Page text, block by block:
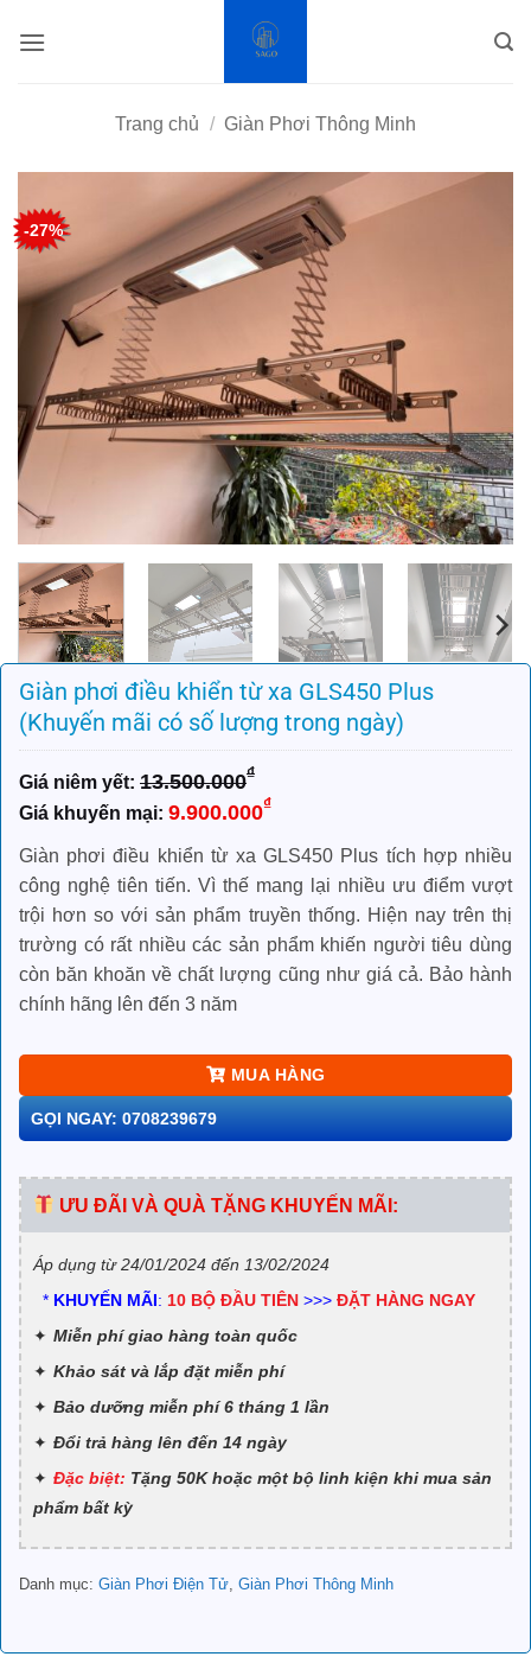
qua
Trang chủ / Giàn Phơi Thông Minh
-27%
Giàn phơi điều khiển từ xa GLS450 Plus
(Khuyến mãi có số lượng trong ngày)
13.500.000₫
Giá
gốc
là:
13.500.000₫.
9.900.000₫Giá
tại
là:
9.900.000₫.
Giàn phơi điều khiển từ xa GLS450 Plus tích hợp nhiều
công nghệ tiên tiến. Vì thế mang lại nhiều ưu điểm vượt
trội hơn so với sản phẩm truyền thống. Hiện nay trên thị
trường có rất nhiều các sản phẩm khiến người tiêu dùng
còn băn khoăn về chất lượng cũng như giá cả. Bảo hành
chính hãng lên đến 3 năm
MUA HÀNG
GỌI NGAY: 0708239679
ƯU ĐÃI VÀ QUÀ TẶNG KHUYẾN MÃI:
Áp dụng từ 24/01/2024 đến 13/02/2024
* KHUYẾN MÃI: 10 BỘ ĐẦU TIÊN >>> ĐẶT HÀNG NGAY
Miễn phí giao hàng toàn quốc
Khảo sát và lắp đặt miễn phí
Bảo dưỡng miễn phí 6 tháng 1 lần
Đổi trả hàng lên đến 14 ngày
Đặc biệt: Tặng 50K hoặc một bộ linh kiện khi mua sản
phẩm bất kỳ
Danh mục: Giàn Phơi Điện Tử Giàn Phơi Thông Minh